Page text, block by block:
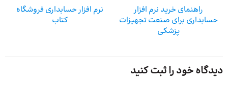
راهنمای خرید نرم افزار
حسابداری برای صنعت تجهیزات
پزشکی
نرم افزار حسابداری فروشگاه
کتاب
دیدگاه خود را ثبت کنید